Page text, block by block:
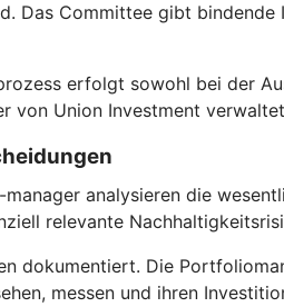
Das Committee gibt
erfolgt sowohl bei der
von Union Investment
analysieren die
relevante
dokumentiert. Die
messen und ihren